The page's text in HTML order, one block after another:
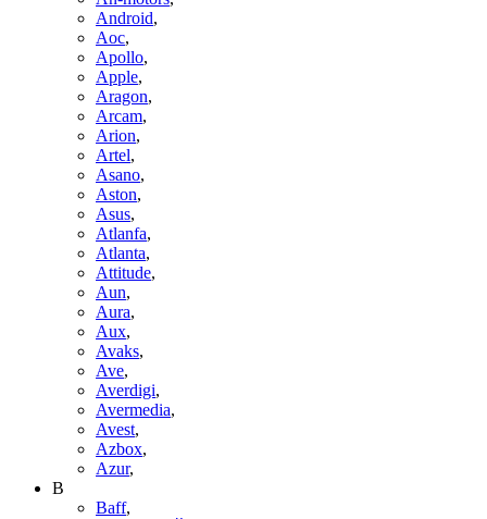
Android,
Aoc,
Apollo,
Apple,
Aragon,
Arcam,
Arion,
Artel,
Asano,
Aston,
Asus,
Atlanfa,
Atlanta,
Attitude,
Aun,
Aura,
Aux,
Avaks,
Ave,
Averdigi,
Avermedia,
Avest,
Azbox,
Azur,
B
Baff,